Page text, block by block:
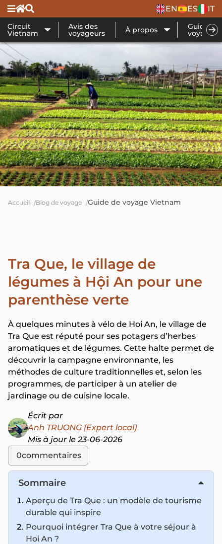
EN ES IT
Circuit
Vietnam
Avis des
voyageurs À propos Guide de
voyage
Accueil Blog de voyage Guide de voyage Vietnam
Tra Que, le village de
légumes à Hội An pour une
parenthèse verte
À quelques minutes à vélo de Hoi An, le village de
Tra Que est réputé pour ses potagers d’herbes
aromatiques et de légumes. Cette halte permet de
découvrir la campagne environnante, les
méthodes de culture traditionnelles et, selon les
programmes, de participer à un atelier de
jardinage ou de cuisine locale.
Écrit par
Anh TRUONG (Expert local)
Mis à jour le 23-06-2026
0commentaires
Sommaire
Aperçu de Tra Que : un modèle de tourisme
durable qui inspire
Pourquoi intégrer Tra Que à votre séjour à
Hoi An ?